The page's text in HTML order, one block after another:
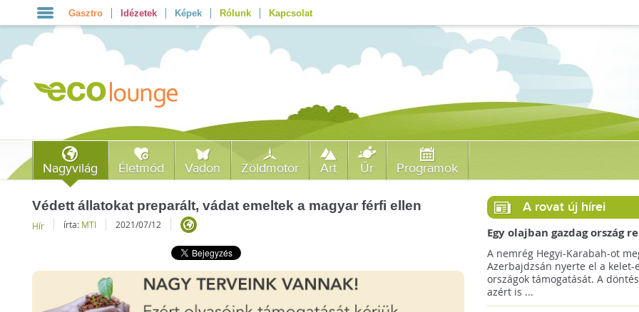
Gasztro Idézetek Képek Rólunk Kapcsolat
Nagyvilág Életmód Vadon Zöldmotor Art Űr Programok
Védett állatokat preparált, vádat emeltek a magyar férfi ellen
Hír írta: MTI 2021/07/12
A rovat új hírei
Egy olajban gazdag ország
jövőre a COP29 klímacsúcsot
A nemrég Hegyi-Karabah-ot
Azerbajdzsán nyerte el a kelet-
országok támogatását. A
azért is ...